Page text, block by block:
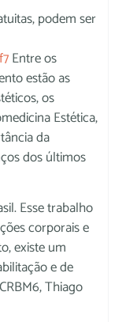
podem ser
Entre os
estão as
os
Estética,
da
dos últimos
Esse trabalho
corporais e
existe um
e de
Thiago